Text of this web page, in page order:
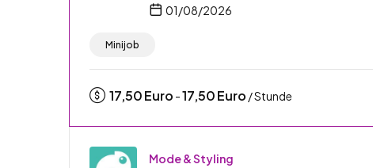
01/08/2026
Minijob
17,50Euro -17,50Euro / Stunde
Mode & Styling